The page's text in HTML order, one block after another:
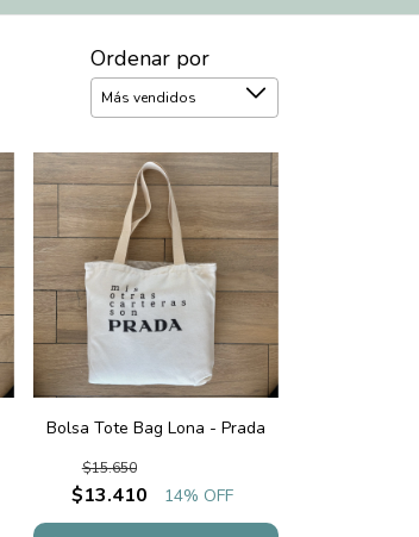
Ordenar por
Bolsa Tote Bag Lona - Prada
$13.410
$15.650
14% OFF